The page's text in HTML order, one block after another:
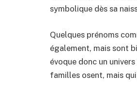
symbolique dès sa
Quelques prénoms
également, mais sont
évoque donc un
familles osent, mais